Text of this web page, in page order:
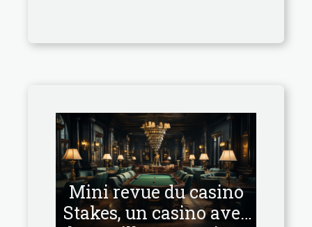
Mini revue du casino
Stakes, un casino avec